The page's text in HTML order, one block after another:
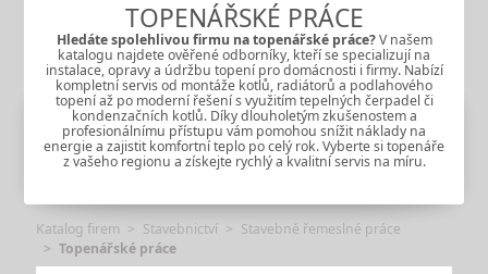
TOPENÁŘSKÉ PRÁCE
Hledáte spolehlivou firmu natopenářské práce?V našem
katalogu najdete ověřené odborníky, kteří se specializují na
instalace, opravy a údržbu topení pro domácnosti i firmy. Nabízí
kompletní servis od montáže kotlů, radiátorů a podlahového
topení až po moderní řešení s využitím tepelných čerpadel či
kondenzačních kotlů. Díky dlouholetým zkušenostem a
profesionálnímu přístupu vám pomohou snížit náklady na
energie a zajistit komfortní teplo po celý rok. Vyberte si topenáře
z vašeho regionu a získejte rychlý a kvalitní servis na míru.
Katalog firem Stavebnictví
Stavebně řemeslné práce
Topenářské práce